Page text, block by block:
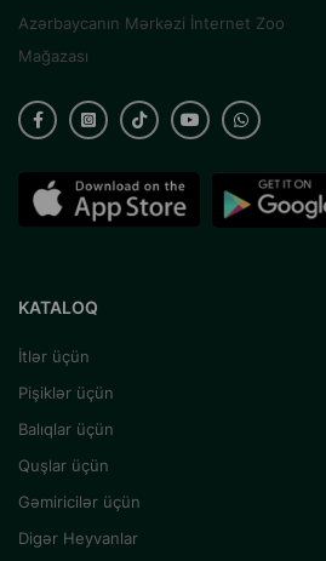
Azərbaycanın Mərkəzi İnternet Zoo
Mağazası
KATALOQ
İtlər üçün
Pişiklər üçün
Balıqlar üçün
Quşlar üçün
Gəmiricilər üçün
Digər Heyvanlar